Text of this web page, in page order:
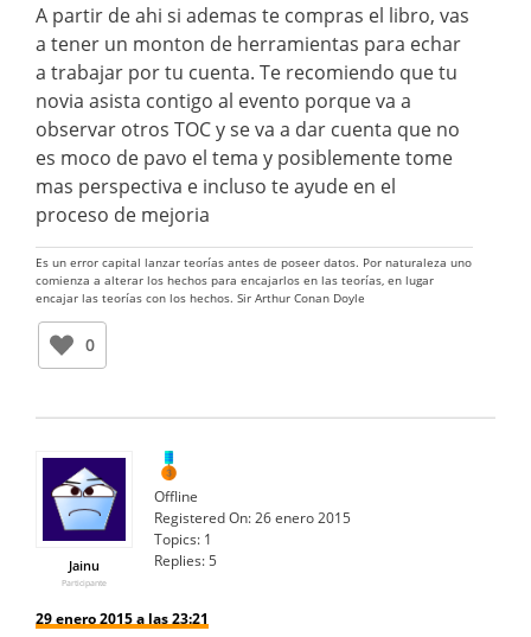
A partir de ahi si ademas te compras el libro, vas
a tener un monton de herramientas para echar
a trabajar por tu cuenta. Te recomiendo que tu
novia asista contigo al evento porque va a
observar otros TOC y se va a dar cuenta que no
es moco de pavo el tema y posiblemente tome
mas perspectiva e incluso te ayude en el
proceso de mejoria
Es un error capital lanzar teorías antes de poseer datos. Por naturaleza uno
comienza a alterar los hechos para encajarlos en las teorías, en lugar
encajar las teorías con los hechos. Sir Arthur Conan Doyle
0
Jainu
Participante
Offline
Registered On:26 enero 2015
Topics: 1
Replies:5
29 enero 2015 a las 23:21